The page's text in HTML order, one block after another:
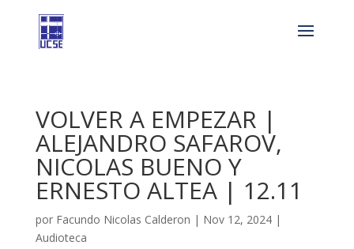
VOLVER A EMPEZAR |
ALEJANDRO SAFAROV,
NICOLAS BUENO Y
ERNESTO ALTEA | 12.11
por Facundo Nicolas Calderon | Nov 12, 2024|
Audioteca